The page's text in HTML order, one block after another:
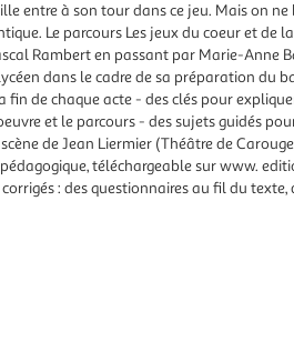
entre à son tour dans ce jeu. Mais on ne
Le parcours Les jeux du coeur et de
Rambert en passant par Marie-Anne
dans le cadre de sa préparation du
de chaque acte - des clés pour
et le parcours - des sujets guidés
de Jean Liermier (Théâtre de
téléchargeable sur www.
: des questionnaires au fil du texte,